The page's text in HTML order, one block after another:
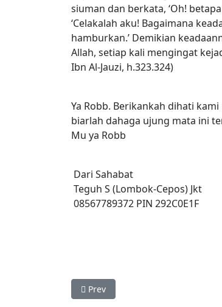
siuman dan berkata, ‘Oh!
‘Celakalah aku! Bagaimana
hamburkan.’ Demikian
Allah, setiap kali mengingat
Ibn Al-Jauzi, h.323.324)
Ya Robb. Berikankah dihati
biarlah dahaga ujung mata ini
Mu ya Robb
Dari Sahabat
Teguh S (Lombok-Cepos) Jkt
08567789372 PIN 292C0E1F
Previous article: Keutamaan Laa
Prev